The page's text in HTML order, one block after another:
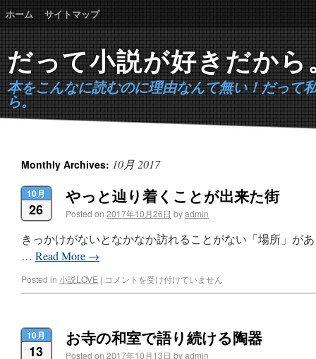
ホーム サイトマップ
だって小説が好きだから
本をこんなに読むのに理由なんて無い！だって
ら。
Monthly Archives: 10月 2017
10月
26
やっと辿り着くことが出来た街
Posted on 2017年10月26日 byadmin
きっかけがないとなかなか訪れることがない「場所」が
… Read More →
Posted in 小説LOVE | コメントを受け付けていません
10月
13
お寺の和室で語り続ける陶器
Posted on 2017年10月13日 byadmin